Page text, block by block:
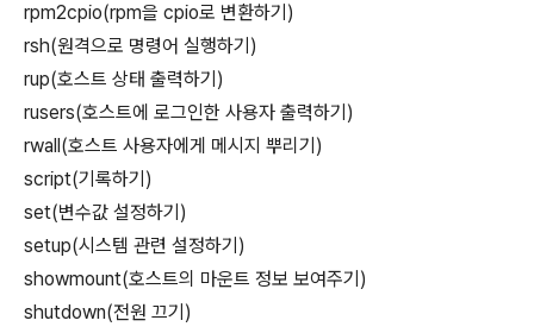
rpm2cpio(rpm을 cpio로 변환하기)
rsh(원격으로 명령어 실행하기)
rup(호스트 상태 출력하기)
rusers(호스트에 로그인한 사용자 출력하기)
rwall(호스트 사용자에게 메시지 뿌리기)
script(기록하기)
set(변수값 설정하기)
setup(시스템 관련 설정하기)
showmount(호스트의 마운트 정보 보여주기)
shutdown(전원 끄기)